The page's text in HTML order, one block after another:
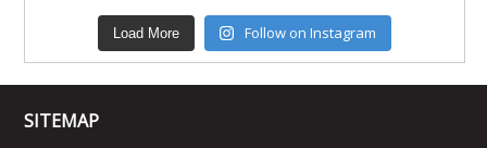
Load More Follow on Instagram
SITEMAP